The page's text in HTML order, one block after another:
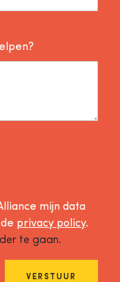
mijn data
privacy policy.
te gaan.
VERSTUUR